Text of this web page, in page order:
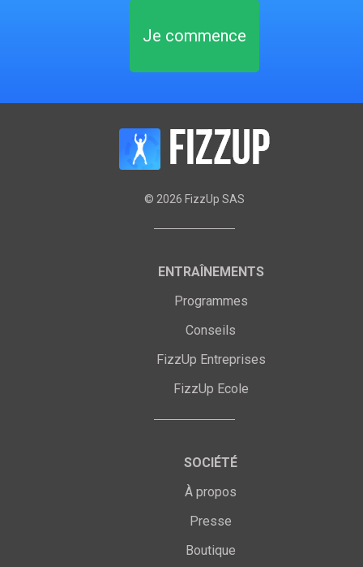
Je commence
© 2026 FizzUp SAS
ENTRAÎNEMENTS
Programmes
Conseils
FizzUp Entreprises
FizzUp Ecole
SOCIÉTÉ
À propos
Presse
Boutique